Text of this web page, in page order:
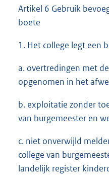
Artikel 6 Gebruik
boete
1. Het college legt een
a. overtredingen met
opgenomen in het
b. exploitatie zonder
van burgemeester en
c. niet onverwijld
college van
landelijk register